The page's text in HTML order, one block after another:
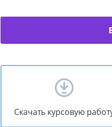
Скачать курсовую